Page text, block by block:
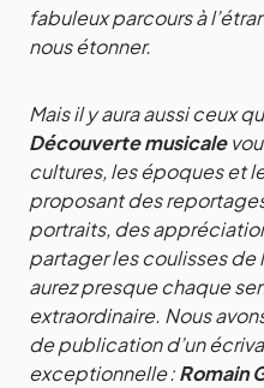
fabuleux parcours à
nous étonner.
Mais il y aura aussi ceux
Découverte musicale
cultures, les époques et
proposant des
portraits, des
partager les coulisses de
aurez presque chaque
extraordinaire. Nous
de publication d’un
exceptionnelle :Romain